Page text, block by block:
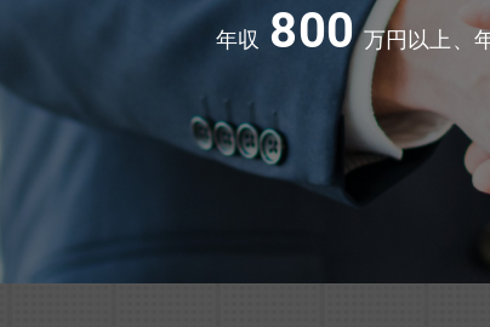
年収 800 万円以上、